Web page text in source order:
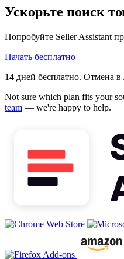
Ускорьте поиск
Попробуйте Seller Assistant
Начать бесплатно
14 дней бесплатно. Отмена
Not sure which plan fits your
team — we're happy to help.